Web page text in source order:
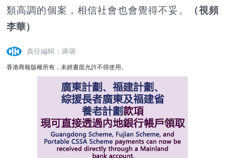
類高調的個案，相信社會也會覺得不妥。
（視頻
李華）
責任編輯：蔣璐
香港商報版權所有，未經書面允許不得使用。